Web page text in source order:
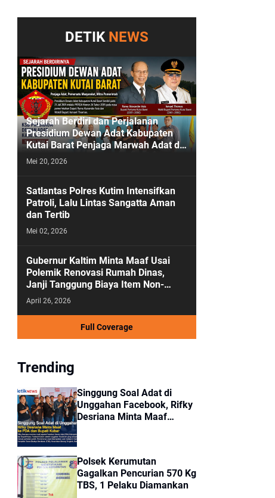
DETIK NEWS
Sejarah Berdiri dan Perjalanan
Presidium Dewan Adat Kabupaten
Kutai Barat Penjaga Marwah Adat di
Bumi Sendawar
Mei 20, 2026
Satlantas Polres Kutim Intensifkan
Patroli, Lalu Lintas Sangatta Aman
dan Tertib
Mei 02, 2026
Gubernur Kaltim Minta Maaf Usai
Polemik Renovasi Rumah Dinas,
Janji Tanggung Biaya Item Non-
Kedinasan
April 26, 2026
Full Coverage
Trending
Singgung Soal Adat di
Unggahan Facebook, Rifky
Desriana Minta Maaf
Polsek Kerumutan
Gagalkan Pencurian 570 Kg
TBS, 1 Pelaku Diamankan